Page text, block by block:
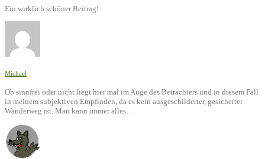
Ein wirklich schöner Beitrag!
Michael
Ob sinnfrei oder nicht liegt hier mal im Auge des Betrachters und in diesem Fall
in meinem subjektiven Empfinden, da es kein ausgeschilderter, gesicherter
Wanderweg ist. Man kann immer alles…